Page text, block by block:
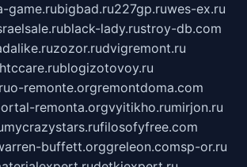
game.rubigbad.ru227gp.ruwes-ex.ru
black-lady.rustroy-db.com
zozor.rudvigremont.ru
htccare.rublogizotovoy.ru
o-remonte.orgremontdoma.com
remonta.orgvyitikho.rumirjon.ru
mycrazystars.rufilosofyfree.com
buffett.orggreleon.comsp-or.ru